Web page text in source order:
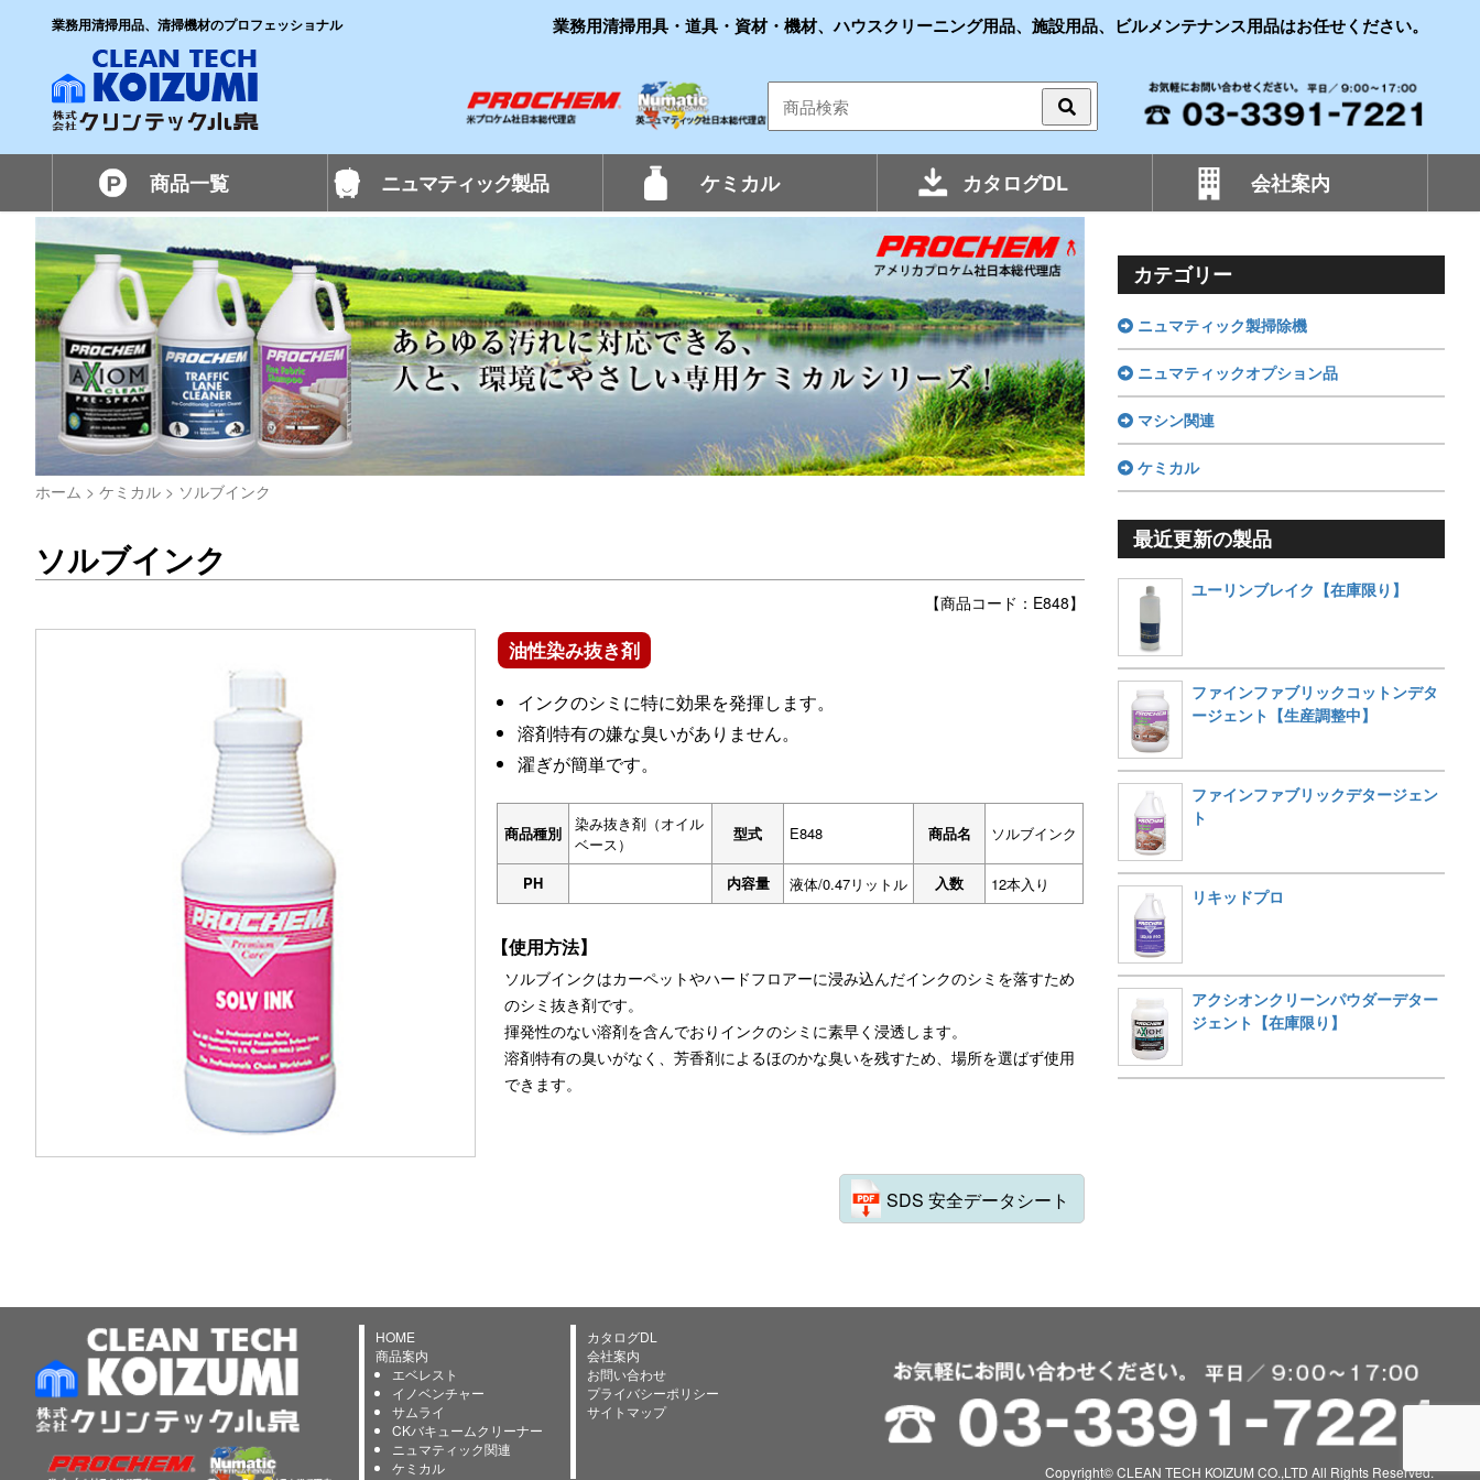
業務用清掃用品、清掃機材のプロフェッショナル 業務用清掃用具・道具・資材・機材、ハウスクリーニング用品、施設用品、ビルメンテナンス用品はお任せください。
商品一覧 ニュマティック製品 ケミカル カタログDL 会社案内
ホーム > ケミカル > ソルブインク
ソルブインク
【商品コード：E848】
油性染み抜き剤
インクのシミに特に効果を発揮します。
溶剤特有の嫌な臭いがありません。
濯ぎが簡単です。
商品種別
染み抜き剤（オイル
ベース）
型式 E848 商品名 ソルブインク
PH 内容量 液体/0.47リットル 入数 12本入り
【使用方法】
ソルブインクはカーペットやハードフロアーに浸み込んだインクのシミを落すため
のシミ抜き剤です。
揮発性のない溶剤を含んでおりインクのシミに素早く浸透します。
溶剤特有の臭いがなく、芳香剤によるほのかな臭いを残すため、場所を選ばず使用
できます。
SDS 安全データシート
カテゴリー
ニュマティック製掃除機
ニュマティックオプション品
マシン関連
ケミカル
最近更新の製品
ユーリンブレイク【在庫限り】
ファインファブリックコットンデタ
ージェント【生産調整中】
ファインファブリックデタージェン
ト
リキッドプロ
アクシオンクリーンパウダーデター
ジェント【在庫限り】
HOME
商品案内
エベレスト
イノベンチャー
サムライ
CKバキュームクリーナー
ニュマティック関連
ケミカル
カタログDL
会社案内
お問い合わせ
プライバシーポリシー
サイトマップ
Copyright© CLEAN TECH KOIZUM CO.,LTD All Rights Reserved.